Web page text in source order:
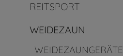
REITSPORT
WEIDEZAUN
WEIDEZAUNGERÄTE